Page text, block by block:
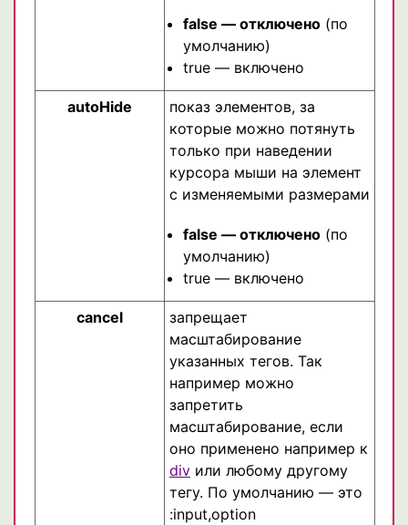
false — отключено (по
умолчанию)
true — включено
autoHide
показ элементов, за
которые можно потянуть
только при наведении
курсора мыши на элемент
с изменяемыми размерами
false — отключено (по
умолчанию)
true — включено
cancel
запрещает
масштабирование
указанных тегов. Так
например можно
запретить
масштабирование, если
оно применено например к
div или любому другому
тегу. По умолчанию — это
:input,option